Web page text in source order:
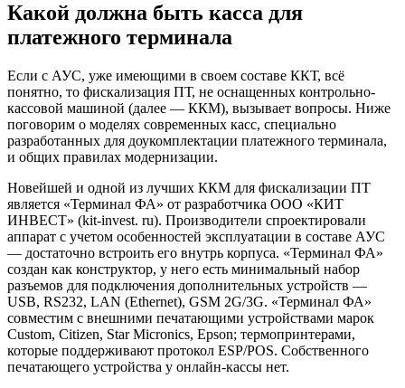
Какой должна быть касса для
платежного терминала
Если с АУС, уже имеющими в своем составе ККТ, всё
понятно, то фискализация ПТ, не оснащенных контрольно-
кассовой машиной (далее — ККМ), вызывает вопросы. Ниже
поговорим о моделях современных касс, специально
разработанных для доукомплектации платежного терминала,
и общих правилах модернизации.
Новейшей и одной из лучших ККМ для фискализации ПТ
является «Терминал ФА» от разработчика ООО «КИТ
ИНВЕСТ» (kit-invest. ru). Производители спроектировали
аппарат с учетом особенностей эксплуатации в составе АУС
— достаточно встроить его внутрь корпуса. «Терминал ФА»
создан как конструктор, у него есть минимальный набор
разъемов для подключения дополнительных устройств —
USB, RS232, LAN (Ethernet), GSM 2G/3G. «Терминал ФА»
совместим с внешними печатающими устройствами марок
Custom, Citizen, Star Micronics, Epson; термопринтерами,
которые поддерживают протокол ESP/POS. Собственного
печатающего устройства у онлайн-кассы нет.